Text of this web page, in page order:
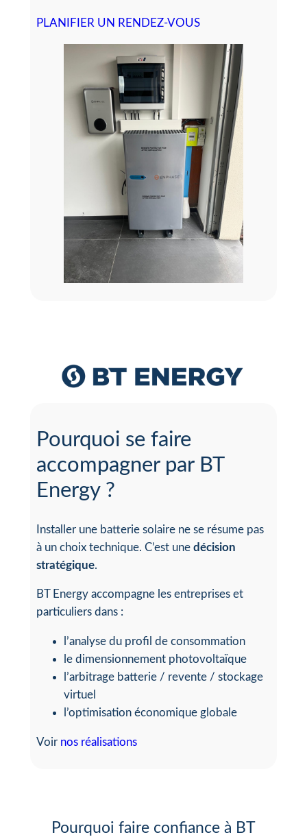
PLANIFIER UN RENDEZ-VOUS
Pourquoi se faire
accompagner par BT
Energy ?
Installer une batterie solaire ne se résume pas
à un choix technique. C’est une décision
stratégique.
BT Energy accompagne les entreprises et
particuliers dans :
l’analyse du profil de consommation
le dimensionnement photovoltaïque
l’arbitrage batterie / revente / stockage
virtuel
l’optimisation économique globale
Voir nos réalisations
Pourquoi faire confiance à BT